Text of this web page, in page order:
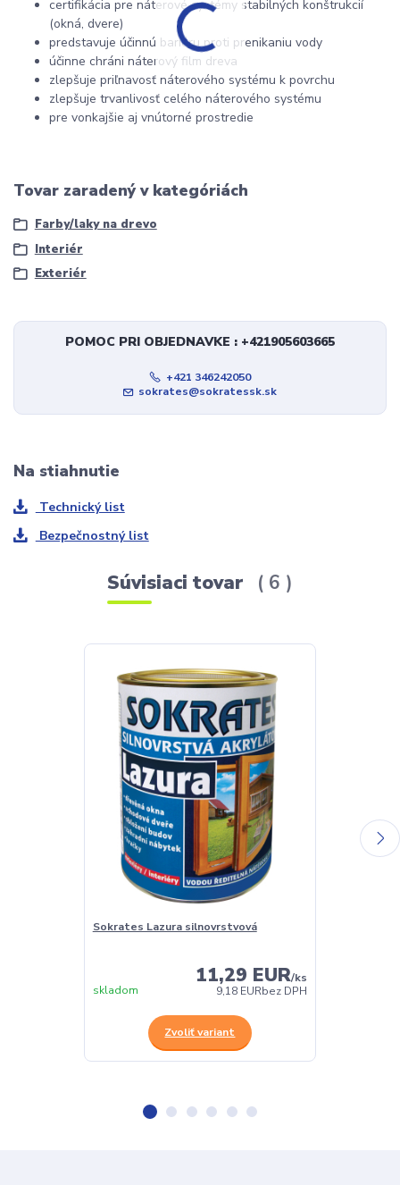
certifikácia pre náterové systémy stabilných konštrukcií
(okná, dvere)
predstavuje účinnú bariéru proti prenikaniu vody
účinne chráni náterový film dreva
zlepšuje priľnavosť náterového systému k povrchu
zlepšuje trvanlivosť celého náterového systému
pre vonkajšie aj vnútorné prostredie
Tovar zaradený v kategóriách
Farby/laky na drevo
Interiér
Exteriér
POMOC PRI OBJEDNAVKE : +421905603665
+421 346242050
sokrates@sokratessk.sk
Na stiahnutie
Technický list
Bezpečnostný list
Súvisiaci tovar 6
Sokrates Lazura silnovrstvová
11,29 EUR/ks
9,18 EURbez DPH
skladom
Zvoliť variant